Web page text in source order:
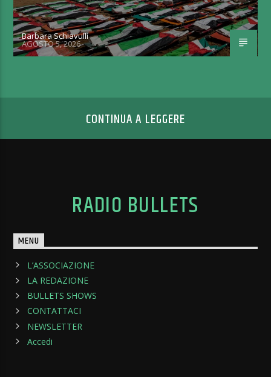
Barbara Schiavulli
AGOSTO 5, 2026
CONTINUA A LEGGERE
RADIO BULLETS
MENU
L’ASSOCIAZIONE
LA REDAZIONE
BULLETS SHOWS
CONTATTACI
NEWSLETTER
Accedi